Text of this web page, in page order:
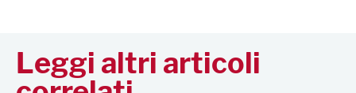
Leggi altri articoli